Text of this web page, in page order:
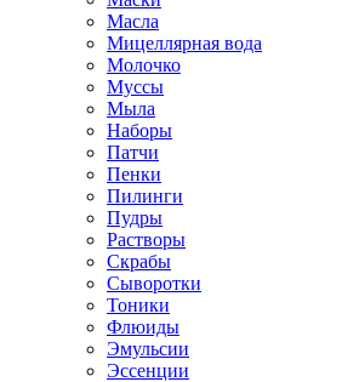
Масла
Мицеллярная вода
Молочко
Муссы
Мыла
Наборы
Патчи
Пенки
Пилинги
Пудры
Растворы
Скрабы
Сыворотки
Тоники
Флюиды
Эмульсии
Эссенции